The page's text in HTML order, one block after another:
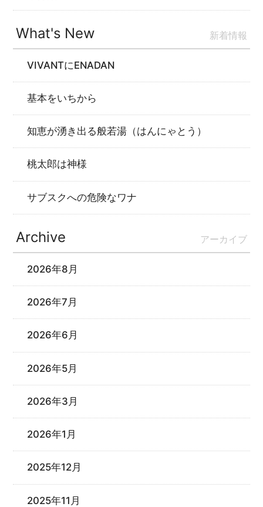
What's New 新着情報
VIVANTにENADAN
基本をいちから
知恵が湧き出る般若湯（はんにゃとう）
桃太郎は神様
サブスクへの危険なワナ
Archive アーカイブ
2026年8月
2026年7月
2026年6月
2026年5月
2026年3月
2026年1月
2025年12月
2025年11月